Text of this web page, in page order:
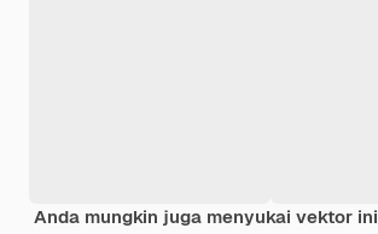
Anda mungkin juga menyukai vektor ini